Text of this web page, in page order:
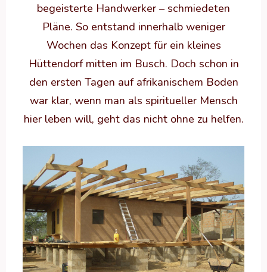
begeisterte Handwerker – schmiedeten
Pläne. So entstand innerhalb weniger
Wochen das Konzept für ein kleines
Hüttendorf mitten im Busch. Doch schon in
den ersten Tagen auf afrikanischem Boden
war klar, wenn man als spiritueller Mensch
hier leben will, geht das nicht ohne zu helfen.